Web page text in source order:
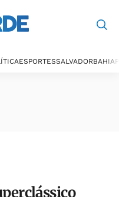
ESPORTESSALVADORBAHIA